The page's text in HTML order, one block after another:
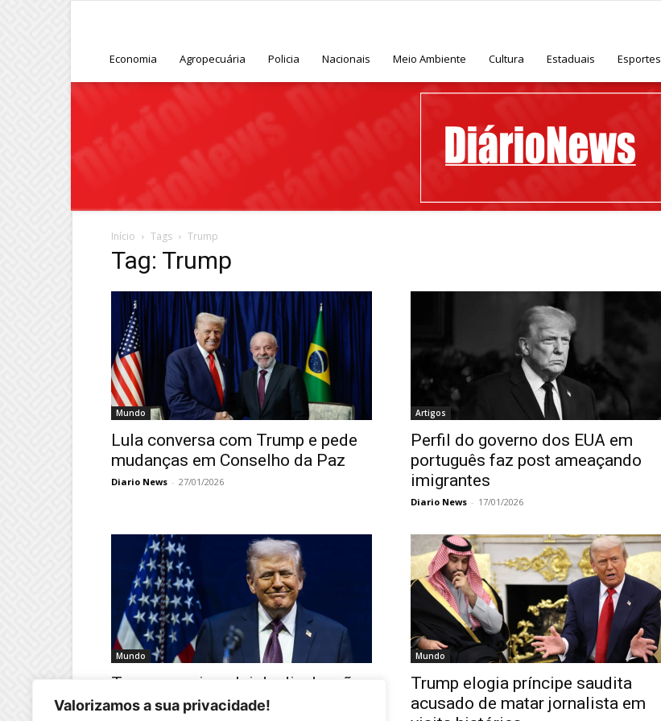
Valorizamos a sua privacidade!
Economia Agropecuária Policia Nacionais Meio Ambiente Cultura Estaduais Esportes
News
Início Tags Trump
Tag: Trump
Mundo
Lula conversa com Trump e pede
mudanças em Conselho da Paz
Diario News - 27/01/2026
Artigos
Perfil do governo dos EUA em
português faz post ameaçando
imigrantes
Diario News - 17/01/2026
Mundo
Trump sanciona lei de divulgação
dos arquivos de Epstein
Mundo
Trump elogia príncipe saudita
acusado de matar jornalista em